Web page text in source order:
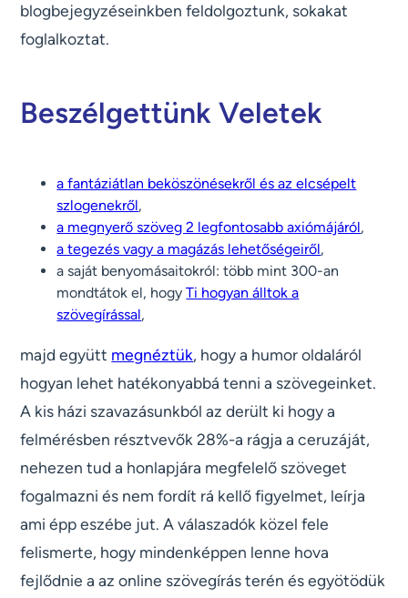
blogbejegyzéseinkben feldolgoztunk, sokakat
foglalkoztat.
Beszélgettünk Veletek
a fantáziátlan beköszönésekről és az elcsépelt
szlogenekről,
a megnyerő szöveg 2 legfontosabb axiómájáról,
a tegezés vagy a magázás lehetőségeiről,
a saját benyomásaitokról: több mint 300-an
mondtátok el, hogyTi hogyan álltok a
szövegírással,
majd együtt megnéztük, hogy a humor oldaláról
hogyan lehet hatékonyabbá tenni a szövegeinket.
A kis házi szavazásunkból az derült ki hogy a
felmérésben résztvevők 28%-a rágja a ceruzáját,
nehezen tud a honlapjára megfelelő szöveget
fogalmazni és nem fordít rá kellő figyelmet, leírja
ami épp eszébe jut. A válaszadók közel fele
felismerte, hogy mindenképpen lenne hova
fejlődnie a az online szövegírás terén és egyötödük